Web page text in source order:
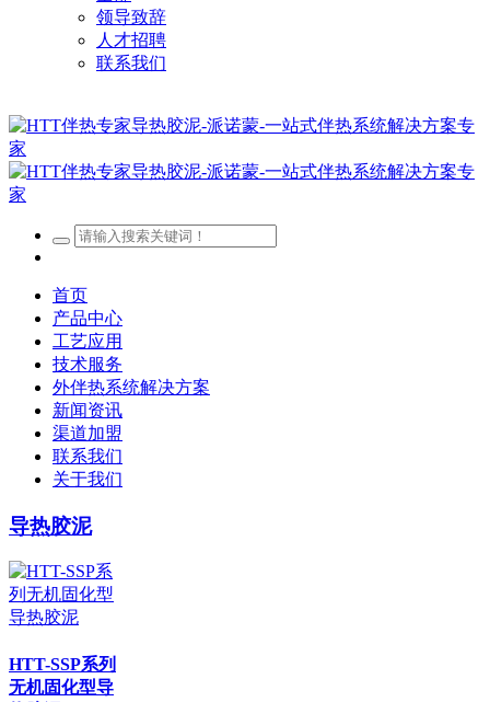
领导致辞
人才招聘
联系我们
首页
产品中心
工艺应用
技术服务
外伴热系统解决方案
新闻资讯
渠道加盟
联系我们
关于我们
导热胶泥
HTT-SSP系列
无机固化型导